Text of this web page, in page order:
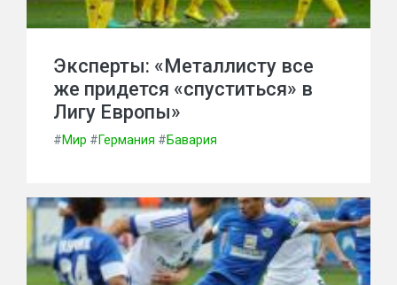
Эксперты: «Металлисту все
же придется «спуститься» в
Лигу Европы»
#Мир #Германия #Бавария